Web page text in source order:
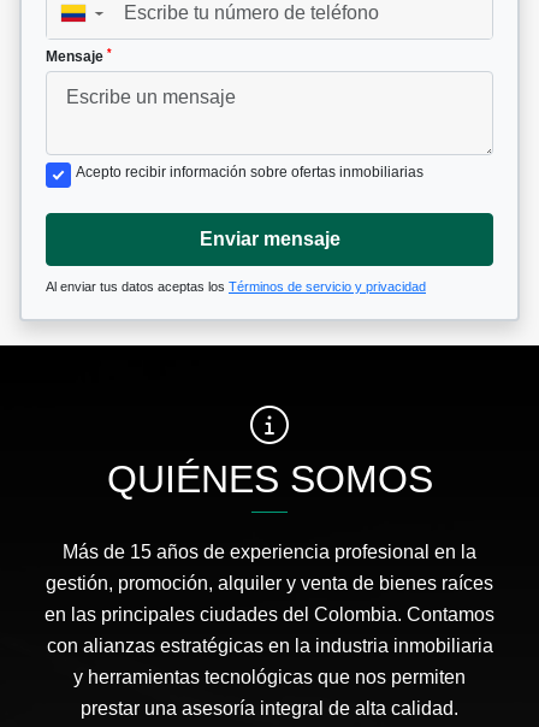
▼
Mensaje *
Acepto recibir información sobre ofertas inmobiliarias
Enviar mensaje
Al enviar tus datos aceptas los Términos de servicio y privacidad
QUIÉNES SOMOS
Más de 15 años de experiencia profesional en la
gestión, promoción, alquiler y venta de bienes raíces
en las principales ciudades del Colombia. Contamos
con alianzas estratégicas en la industria inmobiliaria
y herramientas tecnológicas que nos permiten
prestar una asesoría integral de alta calidad.